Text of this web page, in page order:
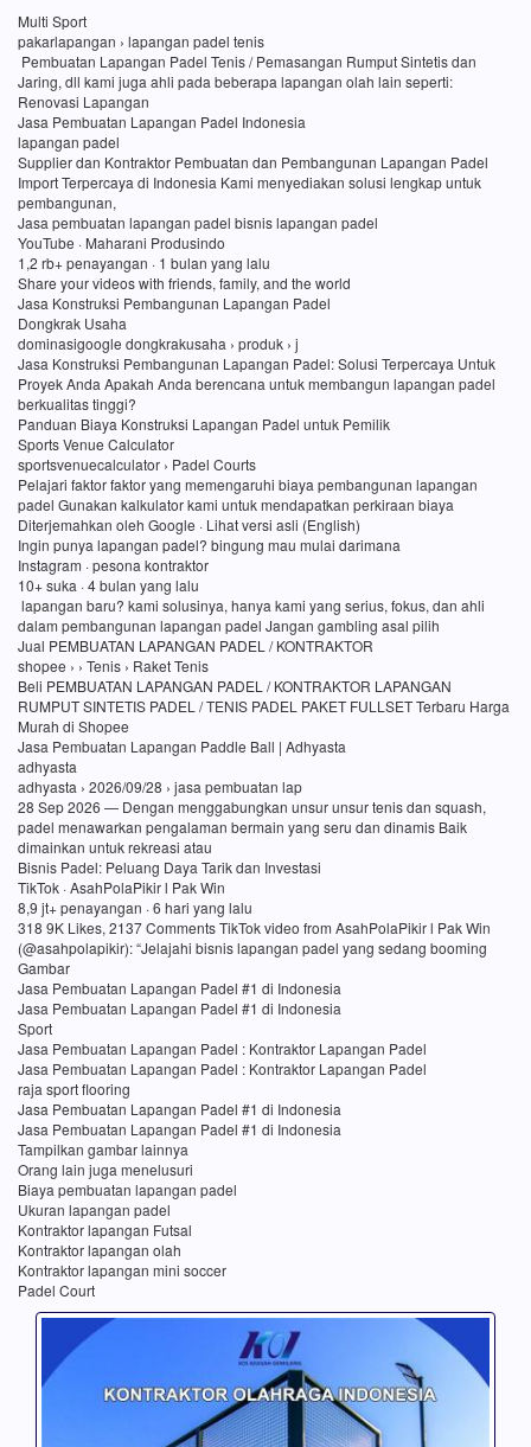
Multi Sport
pakarlapangan › lapangan padel tenis
Pembuatan Lapangan Padel Tenis / Pemasangan Rumput Sintetis dan
Jaring, dll kami juga ahli pada beberapa lapangan olah lain seperti:
Renovasi Lapangan
Jasa Pembuatan Lapangan Padel Indonesia
lapangan padel
Supplier dan Kontraktor Pembuatan dan Pembangunan Lapangan Padel
Import Terpercaya di Indonesia Kami menyediakan solusi lengkap untuk
pembangunan,
Jasa pembuatan lapangan padel bisnis lapangan padel
YouTube · Maharani Produsindo
1,2 rb+ penayangan · 1 bulan yang lalu
Share your videos with friends, family, and the world
Jasa Konstruksi Pembangunan Lapangan Padel
Dongkrak Usaha
dominasigoogle dongkrakusaha › produk › j
Jasa Konstruksi Pembangunan Lapangan Padel: Solusi Terpercaya Untuk
Proyek Anda Apakah Anda berencana untuk membangun lapangan padel
berkualitas tinggi?
Panduan Biaya Konstruksi Lapangan Padel untuk Pemilik
Sports Venue Calculator
sportsvenuecalculator › Padel Courts
Pelajari faktor faktor yang memengaruhi biaya pembangunan lapangan
padel Gunakan kalkulator kami untuk mendapatkan perkiraan biaya
Diterjemahkan oleh Google · Lihat versi asli (English)
Ingin punya lapangan padel? bingung mau mulai darimana
Instagram · pesona kontraktor
10+ suka · 4 bulan yang lalu
lapangan baru? kami solusinya, hanya kami yang serius, fokus, dan ahli
dalam pembangunan lapangan padel Jangan gambling asal pilih
Jual PEMBUATAN LAPANGAN PADEL / KONTRAKTOR
shopee › › Tenis › Raket Tenis
Beli PEMBUATAN LAPANGAN PADEL / KONTRAKTOR LAPANGAN
RUMPUT SINTETIS PADEL / TENIS PADEL PAKET FULLSET Terbaru Harga
Murah di Shopee
Jasa Pembuatan Lapangan Paddle Ball | Adhyasta
adhyasta
adhyasta › 2026/09/28 › jasa pembuatan lap
28 Sep 2026 — Dengan menggabungkan unsur unsur tenis dan squash,
padel menawarkan pengalaman bermain yang seru dan dinamis Baik
dimainkan untuk rekreasi atau
Bisnis Padel: Peluang Daya Tarik dan Investasi
TikTok · AsahPolaPikir l Pak Win
8,9 jt+ penayangan · 6 hari yang lalu
318 9K Likes, 2137 Comments TikTok video from AsahPolaPikir l Pak Win
(@asahpolapikir): “Jelajahi bisnis lapangan padel yang sedang booming
Gambar
Jasa Pembuatan Lapangan Padel #1 di Indonesia
Jasa Pembuatan Lapangan Padel #1 di Indonesia
Sport
Jasa Pembuatan Lapangan Padel : Kontraktor Lapangan Padel
Jasa Pembuatan Lapangan Padel : Kontraktor Lapangan Padel
raja sport flooring
Jasa Pembuatan Lapangan Padel #1 di Indonesia
Jasa Pembuatan Lapangan Padel #1 di Indonesia
Tampilkan gambar lainnya
Orang lain juga menelusuri
Biaya pembuatan lapangan padel
Ukuran lapangan padel
Kontraktor lapangan Futsal
Kontraktor lapangan olah
Kontraktor lapangan mini soccer
Padel Court